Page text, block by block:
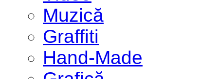
Muzică
Graffiti
Hand-Made